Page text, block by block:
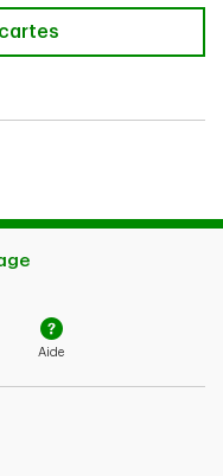
de crédit TD
Aide